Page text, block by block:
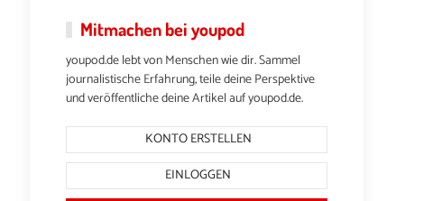
Mitmachen bei youpod
youpod.de lebt von Menschen wie dir. Sammel
journalistische Erfahrung, teile deine Perspektive
und veröffentliche deine Artikel auf youpod.de.
KONTO ERSTELLEN
EINLOGGEN